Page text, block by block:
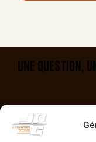
UNE QUESTION,